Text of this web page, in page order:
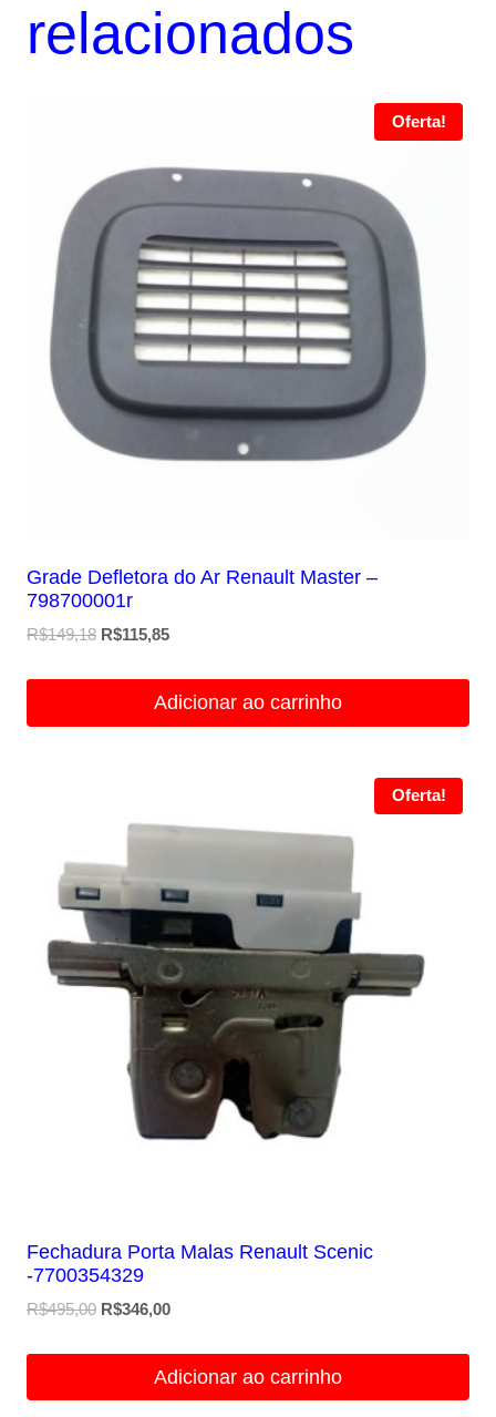
relacionados
Oferta!
Grade Defletora do Ar Renault Master –
798700001r
R$149,18 O
R$115,85O
é:
Adicionar ao carrinho
Oferta!
Fechadura Porta Malas Renault Scenic
-7700354329
R$495,00 O
R$346,00O
é:
Adicionar ao carrinho